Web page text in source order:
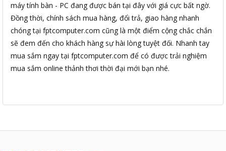
máy tính bàn - PC đang được bán tại đây với giá cực bất ngờ.
Đồng thời, chính sách mua hàng, đổi trả, giao hàng nhanh
chóng tại fptcomputer.com cũng là một điểm cộng chắc chắn
sẽ đem đến cho khách hàng sự hài lòng tuyệt đối. Nhanh tay
mua sắm ngay tại fptcomputer.com để có được trải nghiệm
mua sắm online thảnh thơi thời đại mới bạn nhé.